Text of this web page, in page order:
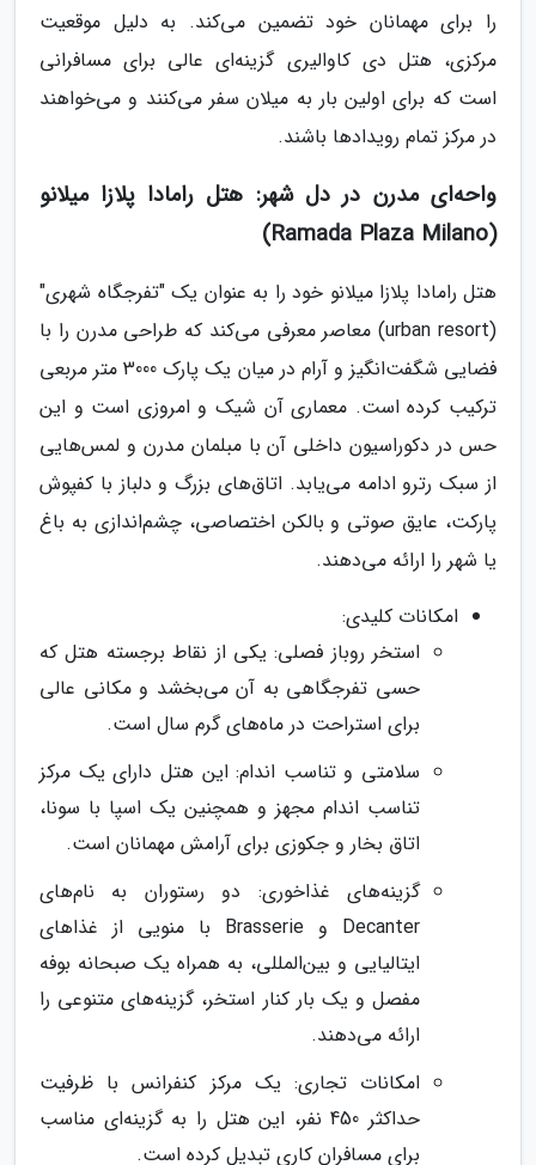
را برای مهمانان خود تضمین می‌کند. به دلیل موقعیت
مرکزی، هتل دی کاوالیری گزینه‌ای عالی برای مسافرانی
است که برای اولین بار به میلان سفر می‌کنند و می‌خواهند
در مرکز تمام رویدادها باشند.
واحه‌ای مدرن در دل شهر: هتل رامادا پلازا میلانو
(Ramada Plaza Milano)
هتل رامادا پلازا میلانو خود را به عنوان یک "تفرجگاه شهری"
(urban resort) معاصر معرفی می‌کند که طراحی مدرن را با
فضایی شگفت‌انگیز و آرام در میان یک پارک 3000 متر مربعی
ترکیب کرده است. معماری آن شیک و امروزی است و این
حس در دکوراسیون داخلی آن با مبلمان مدرن و لمس‌هایی
از سبک رترو ادامه می‌یابد. اتاق‌های بزرگ و دلباز با کفپوش
پارکت، عایق صوتی و بالکن اختصاصی، چشم‌اندازی به باغ
یا شهر را ارائه می‌دهند.
امکانات کلیدی:
استخر روباز فصلی: یکی از نقاط برجسته هتل که
حسی تفرجگاهی به آن می‌بخشد و مکانی عالی
برای استراحت در ماه‌های گرم سال است.
سلامتی و تناسب اندام: این هتل دارای یک مرکز
تناسب اندام مجهز و همچنین یک اسپا با سونا،
اتاق بخار و جکوزی برای آرامش مهمانان است.
گزینه‌های غذاخوری: دو رستوران به نام‌های
Decanter و Brasserie با منویی از غذاهای
ایتالیایی و بین‌المللی، به همراه یک صبحانه بوفه
مفصل و یک بار کنار استخر، گزینه‌های متنوعی را
ارائه می‌دهند.
امکانات تجاری: یک مرکز کنفرانس با ظرفیت
حداکثر 450 نفر، این هتل را به گزینه‌ای مناسب
برای مسافران کاری تبدیل کرده است.